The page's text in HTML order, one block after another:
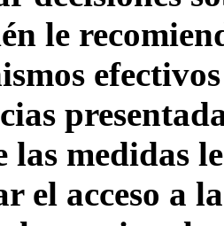
le
las medidas
el acceso a